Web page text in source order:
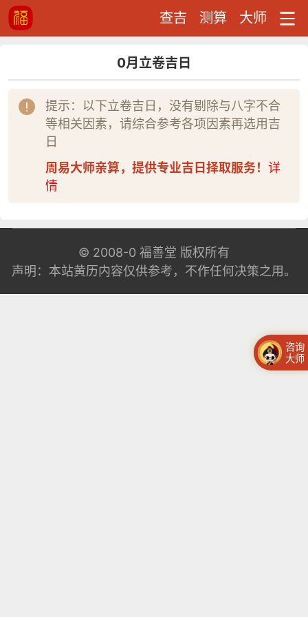
查吉 测算 大师
0月立卷吉日
提示：以下立卷吉日，没有剔除与八字不合
等相关因素，请综合参考各项因素再选用吉
日
周易大师亲算，提供专业吉日择取服务！ 详
情
© 2008-0 福善堂 版权所有
声明：本站黄历内容仅供参考，不作任何决策之用。
咨询
大师